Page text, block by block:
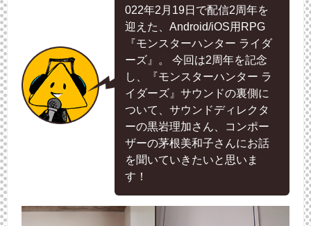
022年2月19日で配信2周年を
迎えた、Android/iOS用RPG
『モンスターハンター ライダ
ーズ』。 今回は2周年を記念
し、『モンスターハンター ラ
イダーズ』サウンドの裏側に
ついて、サウンドディレクタ
ーの黒岩理加さん、コンポー
ザーの茅根美和子さんにお話
を聞いていきたいと思いま
す！